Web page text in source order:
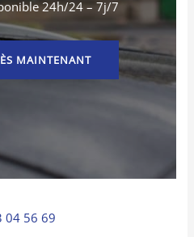
24h/24 – 7j/7
MAINTENANT
04 56 69